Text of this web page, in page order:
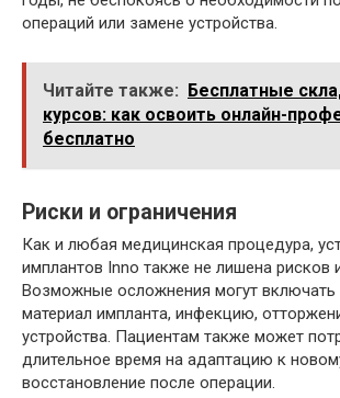
операций или замене устройства.
Читайте также:
Бесплатные
курсов: как освоить онлайн-
бесплатно
Риски и ограничения
Как и любая медицинская процедура,
имплантов Inno также не лишена рисков
Возможные осложнения могут
материал импланта, инфекцию,
устройства. Пациентам также может
длительное время на адаптацию к
восстановление после операции.